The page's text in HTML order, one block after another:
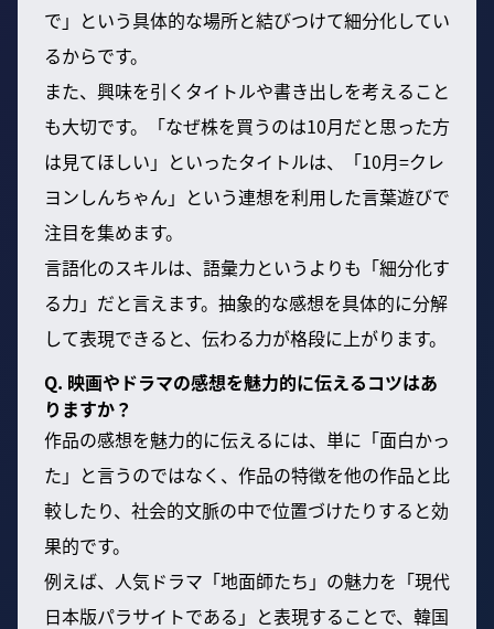
で」という具体的な場所と結びつけて細分化してい
るからです。
また、興味を引くタイトルや書き出しを考えること
も大切です。「なぜ株を買うのは10月だと思った方
は見てほしい」といったタイトルは、「10月=クレ
ヨンしんちゃん」という連想を利用した言葉遊びで
注目を集めます。
言語化のスキルは、語彙力というよりも「細分化す
る力」だと言えます。抽象的な感想を具体的に分解
して表現できると、伝わる力が格段に上がります。
Q. 映画やドラマの感想を魅力的に伝えるコツはあ
りますか？
作品の感想を魅力的に伝えるには、単に「面白かっ
た」と言うのではなく、作品の特徴を他の作品と比
較したり、社会的文脈の中で位置づけたりすると効
果的です。
例えば、人気ドラマ「地面師たち」の魅力を「現代
日本版パラサイトである」と表現することで、韓国